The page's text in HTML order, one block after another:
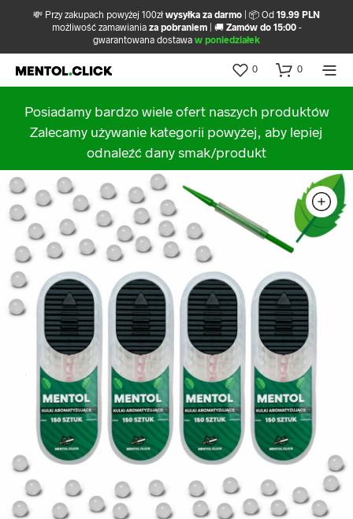
💸 Przy zakupach powyżej 100zł wysyłka za darmo | 📦 Od 19.99 PLN
możliwość zamawiania za pobraniem| 🚚 Zamów do 15:00-
gwarantowana dostawa w poniedziałek
0 0
Posiadamy bardzo wiele ofert naszych produktów
Zalecamy używanie kategorii powyżej, aby lepiej
odnaleźć dany smak/produkt